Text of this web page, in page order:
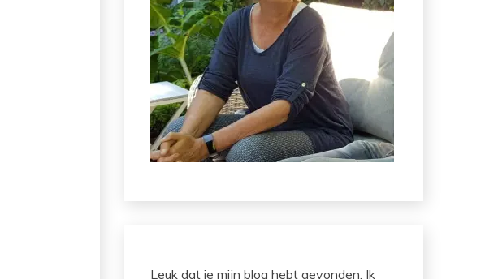
Leuk dat je mijn blog hebt gevonden. Ik